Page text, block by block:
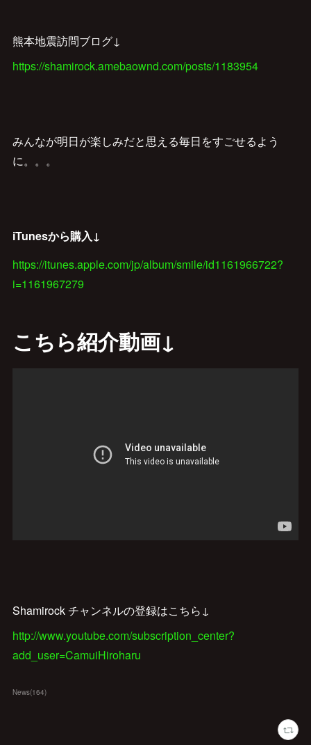
熊本地震訪問ブログ↓
https://shamirock.amebaownd.com/posts/1183954
みんなが明日が楽しみだと思える毎日をすごせるよう
に。。。
iTunesから購入↓
https://itunes.apple.com/jp/album/smile/id1161966722?
i=1161967279
こちら紹介動画↓
Shamirock チャンネルの登録はこちら↓
http://www.youtube.com/subscription_center?
add_user=CamuiHiroharu
News(164)